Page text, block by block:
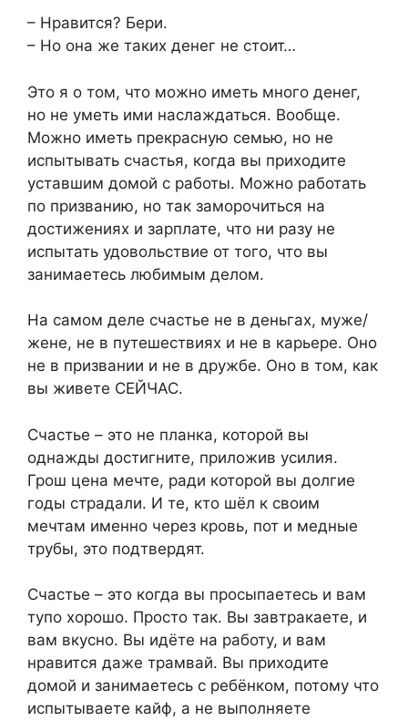
– Нравится? Бери.
– Но она же таких денег не стоит…
Это я о том, что можно иметь много денег,
но не уметь ими наслаждаться. Вообще.
Можно иметь прекрасную семью, но не
испытывать счастья, когда вы приходите
уставшим домой с работы. Можно работать
по призванию, но так заморочиться на
достижениях и зарплате, что ни разу не
испытать удовольствие от того, что вы
занимаетесь любимым делом.
На самом деле счастье не в деньгах, муже/
жене, не в путешествиях и не в карьере. Оно
не в призвании и не в дружбе. Оно в том, как
вы живете СЕЙЧАС.
Счастье – это не планка, которой вы
однажды достигните, приложив усилия.
Грош цена мечте, ради которой вы долгие
годы страдали. И те, кто шёл к своим
мечтам именно через кровь, пот и медные
трубы, это подтвердят.
Счастье – это когда вы просыпаетесь и вам
тупо хорошо. Просто так. Вы завтракаете, и
вам вкусно. Вы идёте на работу, и вам
нравится даже трамвай. Вы приходите
домой и занимаетесь с ребёнком, потому что
испытываете кайф, а не выполняете